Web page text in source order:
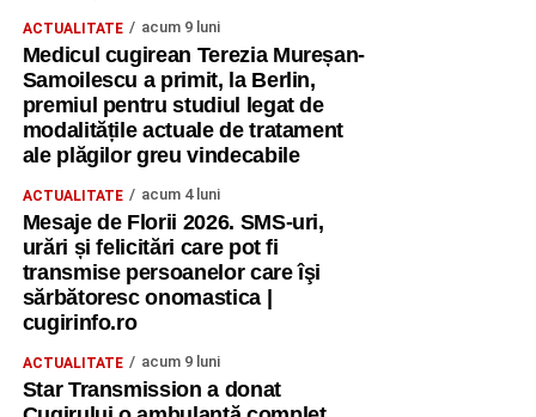
ACTUALITATE acum 9 luni
Medicul cugirean Terezia Mureșan-
Samoilescu a primit, la Berlin,
premiul pentru studiul legat de
modalitățile actuale de tratament
ale plăgilor greu vindecabile
ACTUALITATE acum 4 luni
Mesaje de Florii 2026. SMS-uri,
urări și felicitări care pot fi
transmise persoanelor care îşi
sărbătoresc onomastica |
cugirinfo.ro
ACTUALITATE acum 9 luni
Star Transmission a donat